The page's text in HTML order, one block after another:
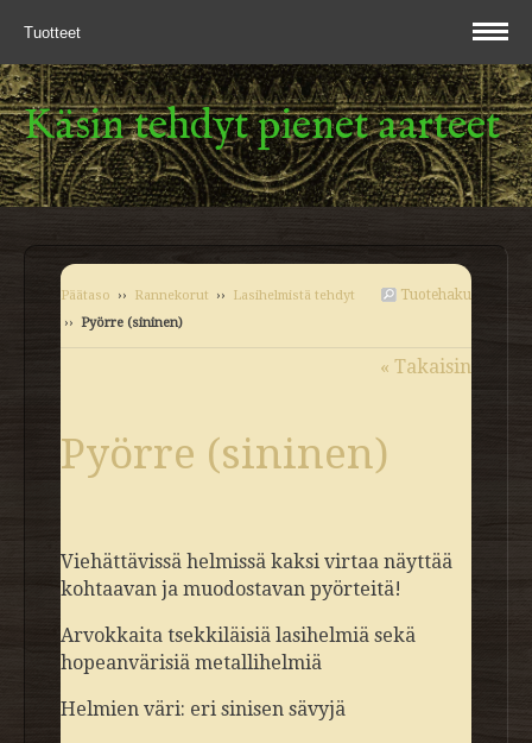
Tuotteet
Käsin tehdyt pienet aarteet
Tuotehaku
Päätaso ›› Rannekorut ›› Lasihelmistä tehdyt
›› Pyörre (sininen)
« Takaisin
Pyörre (sininen)
Viehättävissä helmissä kaksi virtaa näyttää
kohtaavan ja muodostavan pyörteitä!
Arvokkaita tsekkiläisiä lasihelmiä sekä
hopeanvärisiä metallihelmiä
Helmien väri: eri sinisen sävyjä